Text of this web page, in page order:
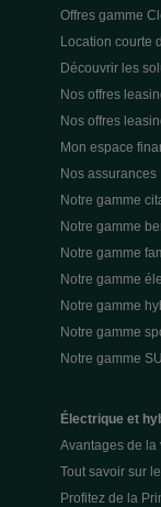
Offres gamme
Location courte
Découvrir les
Nos offres
Nos offres
Mon espace
Nos assurances
Notre gamme
Notre gamme
Notre gamme
Notre gamme
Notre gamme
Notre gamme
Notre gamme
Électrique et
Avantages de la
Tout savoir sur
Profitez de la